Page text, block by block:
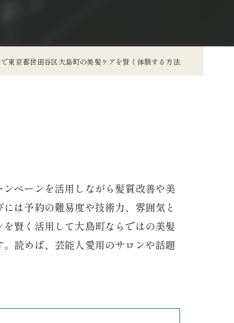
東京都世田谷区大島町の美髪ケアを賢く体験する方法
ペーンを活用しながら髪質改善や美
は予約の難易度や技術力、雰囲気と
賢く活用して大島町ならではの美髪
読めば、芸能人愛用のサロンや話題